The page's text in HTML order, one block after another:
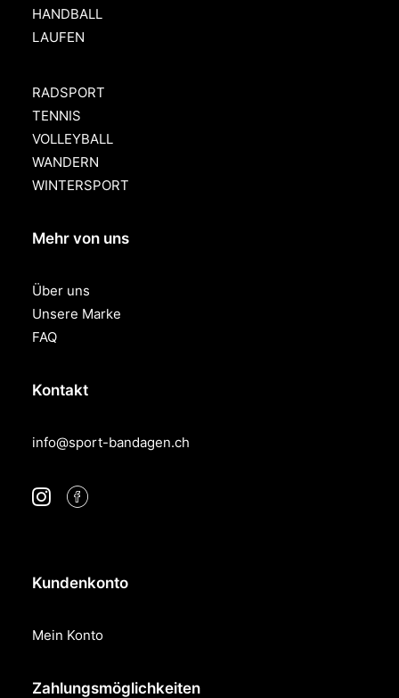
HANDBALL
LAUFEN
RADSPORT
TENNIS
VOLLEYBALL
WANDERN
WINTERSPORT
Mehr von uns
Über uns
Unsere Marke
FAQ
Kontakt
info@sport-bandagen.ch
Kundenkonto
Mein Konto
Zahlungsmöglichkeiten